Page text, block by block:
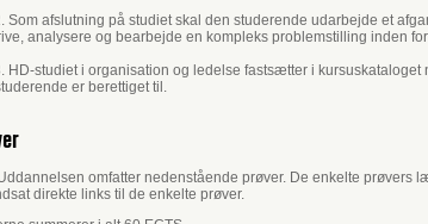
Som afslutning på studiet skal den studerende udarbejde et
analysere og bearbejde en kompleks problemstilling inden
HD-studiet i organisation og ledelse fastsætter i
er berettiget til.
omfatter nedenstående prøver. De enkelte prøvers
direkte links til de enkelte prøver.